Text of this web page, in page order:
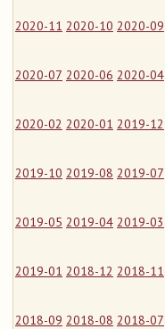
2020-11 2020-10 2020-09
2020-07 2020-06 2020-04
2020-02 2020-01 2019-12
2019-10 2019-08 2019-07
2019-05 2019-04 2019-03
2019-01 2018-12 2018-11
2018-09 2018-08 2018-07